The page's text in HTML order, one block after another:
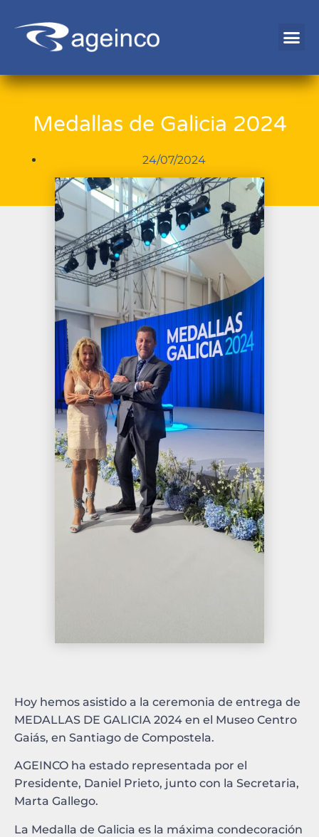
Medallas de Galicia 2024
24/07/2024
Hoy hemos asistido a la ceremonia de entrega de
MEDALLAS DE GALICIA 2024 en el Museo Centro
Gaiás, en Santiago de Compostela.
AGEINCO ha estado representada por el
Presidente, Daniel Prieto, junto con la Secretaria,
Marta Gallego.
La Medalla de Galicia es la máxima condecoración